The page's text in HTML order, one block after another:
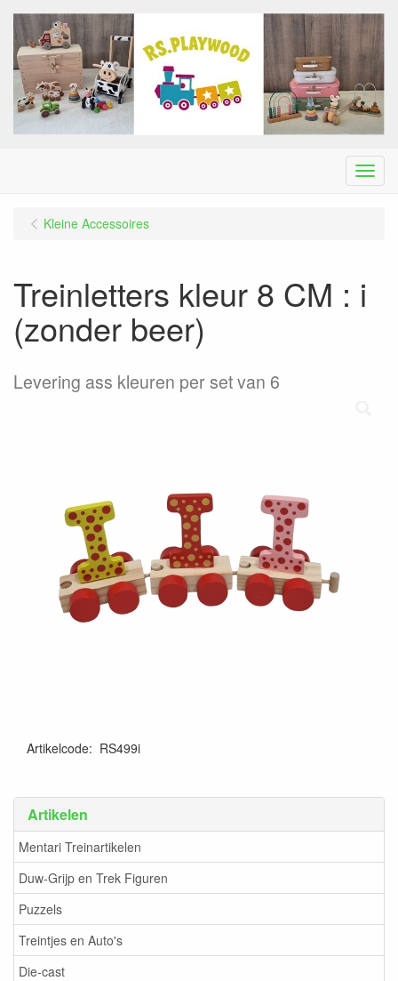
Menu
Artikelen
Mentari Treinartikelen
Duw-Grijp en Trek Figuren
Puzzels
Treintjes en Auto's
Die-cast
Kleine Accessoires
Treinletters kleur 8 CM : i
(zonder beer)
Levering ass kleuren per set van 6
Artikelcode: RS499i